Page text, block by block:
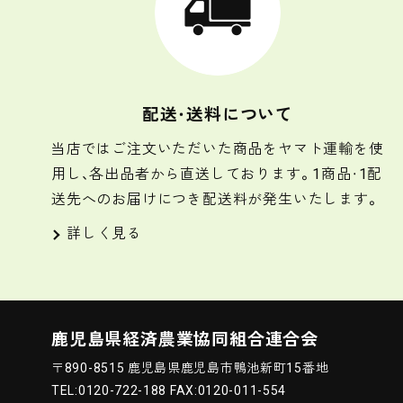
配送・送料について
当店ではご注文いただいた商品をヤマト運輸を使
用し、各出品者から直送しております。1商品・1配
送先へのお届けにつき配送料が発生いたします。
詳しく見る
鹿児島県経済農業協同組合連合会
〒890-8515 鹿児島県鹿児島市鴨池新町15番地
TEL:0120-722-188 FAX:0120-011-554